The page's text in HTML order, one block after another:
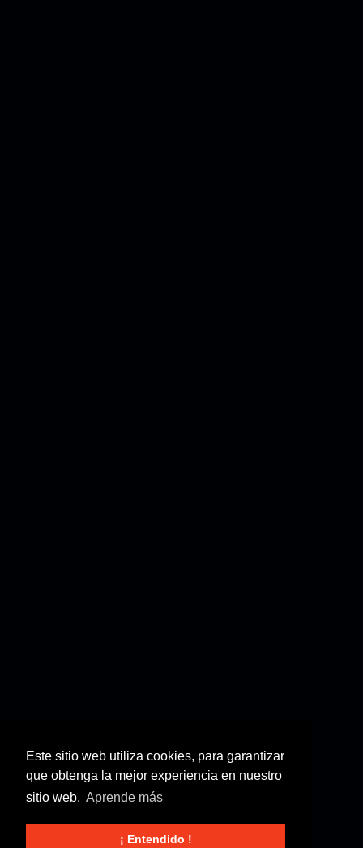
Este sitio web utiliza cookies, para garantizar
que obtenga la mejor experiencia en nuestro
sitio web. Aprende más
¡ Entendido !